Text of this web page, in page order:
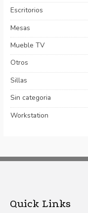
Escritorios
Mesas
Mueble TV
Otros
Sillas
Sin categoria
Workstation
Quick Links